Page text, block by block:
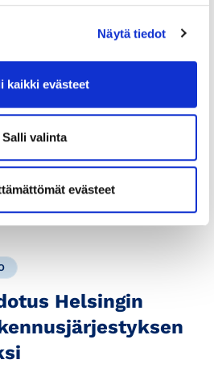
Näytä tiedot
kaikki evästeet
Salli valinta
evästeet
siihen, että teollisuutta
vuokralaisen
usein kysyttyihin
Helsingin